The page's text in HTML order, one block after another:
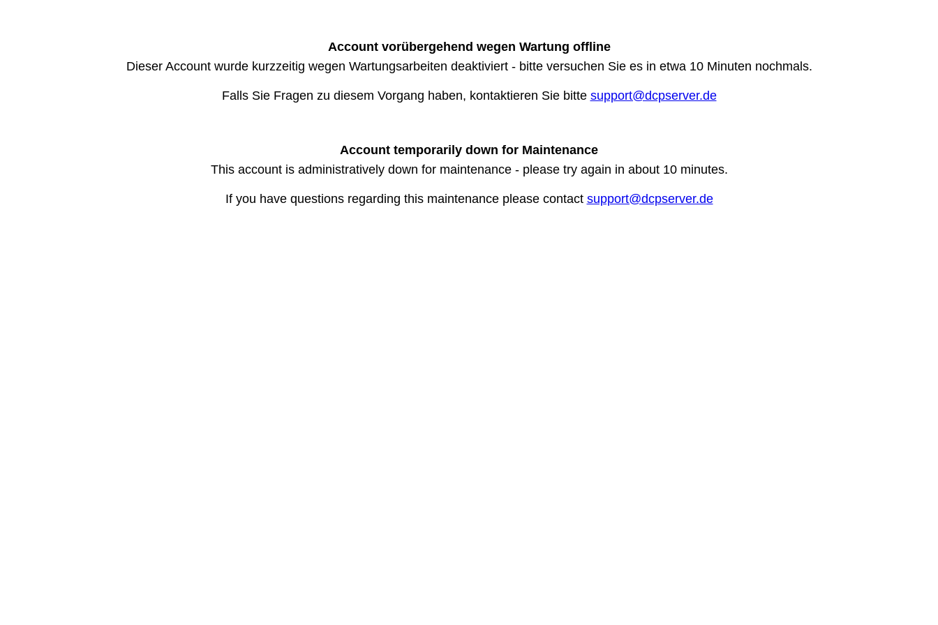
Account vorübergehend wegen Wartung offline
Dieser Account wurde kurzzeitig wegen Wartungsarbeiten deaktiviert - bitte versuchen Sie es in etwa 10 Minuten nochmals.
Falls Sie Fragen zu diesem Vorgang haben, kontaktieren Sie bitte support@dcpserver.de
Account temporarily down for Maintenance
This account is administratively down for maintenance - please try again in about 10 minutes.
If you have questions regarding this maintenance please contact support@dcpserver.de